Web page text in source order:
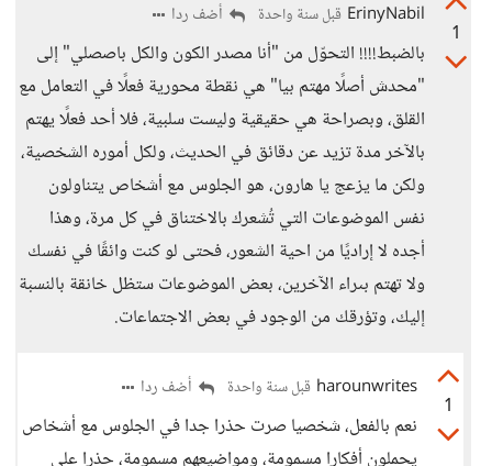
1
ErinyNabil قبل سنة واحدة أضف ردا
بالضبط!!!! التحوّل من "أنا مصدر الكون والكل باصصلي" إلى
"محدش أصلًا مهتم بيا" هي نقطة محورية فعلًا في التعامل مع
القلق، وبصراحة هي حقيقية وليست سلبية، فلا أحد فعلًا يهتم
بالآخر مدة تزيد عن دقائق في الحديث، ولكل أموره الشخصية،
ولكن ما يزعج يا هارون، هو الجلوس مع أشخاص يتناولون
نفس الموضوعات التي تُشعرك بالاختناق في كل مرة، وهذا
أجده لا إراديًا من احية الشعور، فحتى لو كنت وائقًا في نفسك
ولا تهتم بىراء الآخرين، بعض الموضوعات ستظل خانقة بالنسبة
إليك، وتؤرقك من الوجود في بعض الاجتماعات.
1
harounwrites قبل سنة واحدة أضف ردا
نعم بالفعل، شخصيا صرت حذرا جدا في الجلوس مع أشخاص